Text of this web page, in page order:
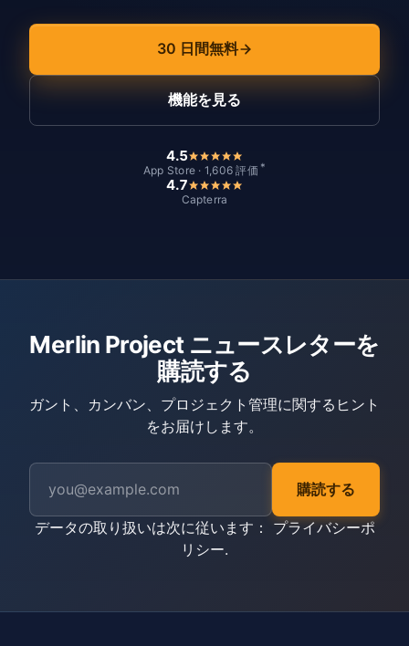
30 日間無料
機能を見る
4.5
App Store · 1,606 評価 *
4.7
Capterra
Merlin Project ニュースレターを
購読する
ガント、カンバン、プロジェクト管理に関するヒント
をお届けします。
購読する
データの取り扱いは次に従います： プライバシーポ
リシー.